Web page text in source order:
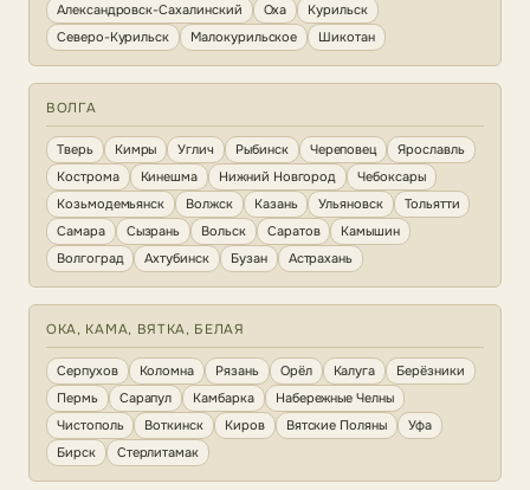
Александровск-Сахалинский
Оха
Курильск
Северо-Курильск
Малокурильское Шикотан
ВОЛГА
Тверь Кимры Углич Рыбинск Череповец
Ярославль
Кострома
Кинешма Нижний Новгород
Чебоксары
Козьмодемьянск
Волжск Казань Ульяновск
Тольятти
Самара
Сызрань Вольск Саратов
Камышин
Волгоград
Ахтубинск Бузан Астрахань
ОКА, КАМА, ВЯТКА, БЕЛАЯ
Серпухов Коломна Рязань Орёл Калуга
Берёзники
Пермь
Сарапул Камбарка
Набережные Челны
Чистополь
Воткинск Киров Вятские Поляны
Уфа
Бирск
Стерлитамак